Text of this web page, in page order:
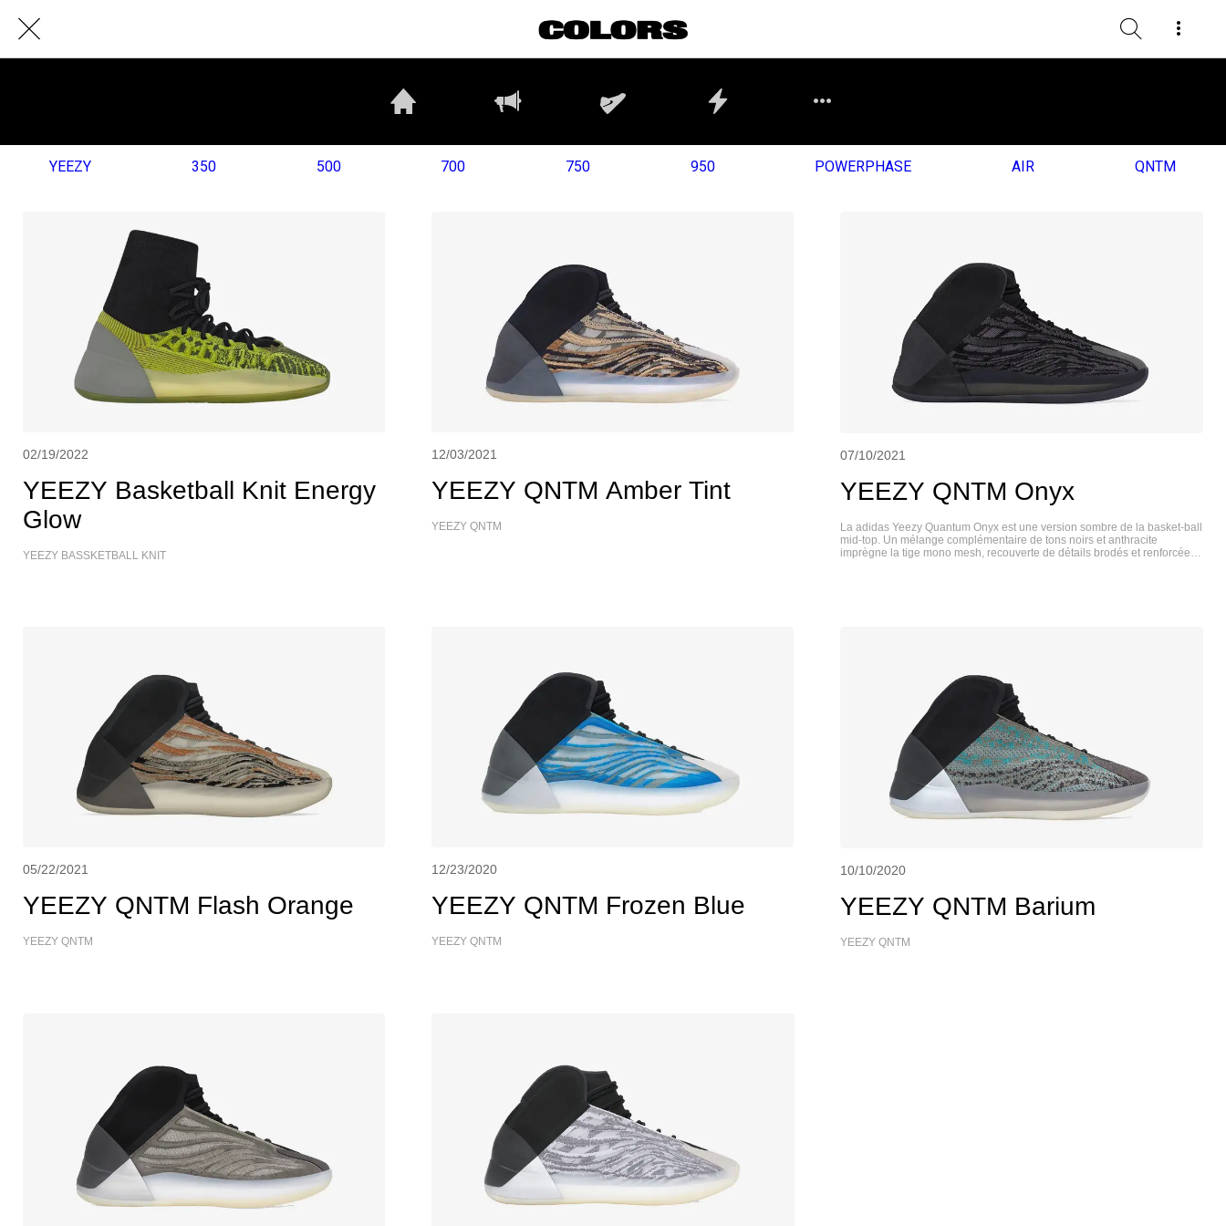
YEEZY 350 500 700 750 950 POWERPHASE AIR QNTM
02/19/2022
YEEZY Basketball Knit Energy
Glow
YEEZY BASSKETBALL KNIT
12/03/2021
YEEZY QNTM Amber Tint
YEEZY QNTM
07/10/2021
YEEZY QNTM Onyx
La adidas Yeezy Quantum Onyx est une version sombre de la basket-ball
mid-top. Un mélange complémentaire de tons noirs et anthracite
imprègne la tige mono mesh, recouverte de détails brodés et renforcée
05/22/2021
YEEZY QNTM Flash Orange
YEEZY QNTM
12/23/2020
YEEZY QNTM Frozen Blue
YEEZY QNTM
10/10/2020
YEEZY QNTM Barium
YEEZY QNTM